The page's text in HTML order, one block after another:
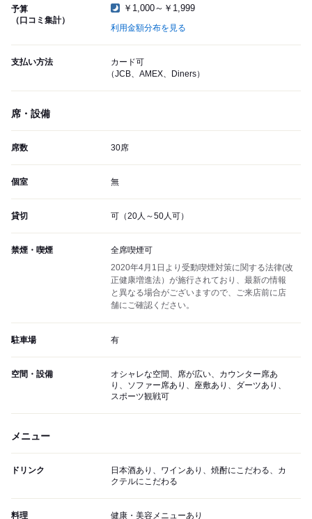
予算
（口コミ集計）
￥1,000～￥1,999
利用金額分布を見る
支払い方法
カード可
（JCB、AMEX、Diners）
席・設備
席数 30席
個室 無
貸切 可（20人～50人可）
禁煙・喫煙
全席喫煙可
2020年4月1日より受動喫煙対策に関する法律(改
正健康増進法）が施行されており、最新の情報
と異なる場合がございますので、ご来店前に店
舗にご確認ください。
駐車場 有
空間・設備
オシャレな空間、席が広い、カウンター席あ
り、ソファー席あり、座敷あり、ダーツあり、
スポーツ観戦可
メニュー
ドリンク
日本酒あり、ワインあり、焼酎にこだわる、カ
クテルにこだわる
料理 健康・美容メニューあり